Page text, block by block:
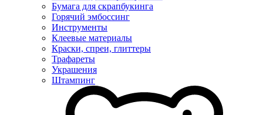
Бумага для скрапбукинга
Горячий эмбоссинг
Инструменты
Клеевые материалы
Краски, спреи, глиттеры
Трафареты
Украшения
Штампинг